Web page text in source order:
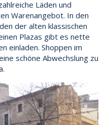
Läden und
Warenangebot. In den
der alten klassischen
Plazas gibt es nette
einladen. Shoppen im
schöne Abwechslung zu